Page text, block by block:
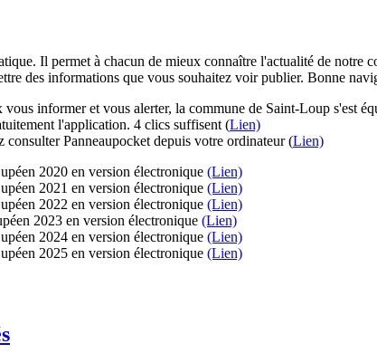
Il permet à chacun de mieux connaître l'actualité de notre
des informations que vous souhaitez voir publier. Bonne
vous informer et vous alerter, la commune de Saint-Loup s'est
l'application. 4 clics suffisent (Lien)
consulter Panneaupocket depuis votre ordinateur (Lien)
2020 en version électronique (Lien)
2021 en version électronique (Lien)
2022 en version électronique (Lien)
2023 en version électronique (Lien)
2024 en version électronique (Lien)
2025 en version électronique (Lien)